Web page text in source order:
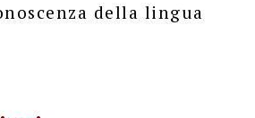
della lingua